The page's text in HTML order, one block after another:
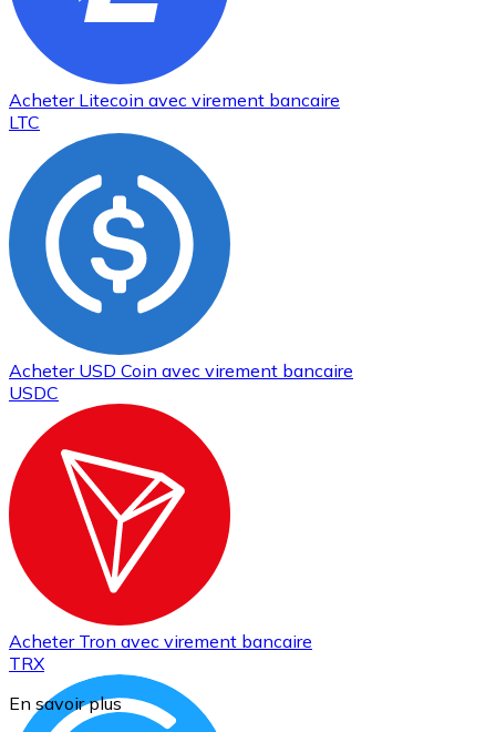
Acheter Litecoin avec virement bancaire
LTC
Acheter USD Coin avec virement bancaire
USDC
Acheter Tron avec virement bancaire
TRX
En savoir plus